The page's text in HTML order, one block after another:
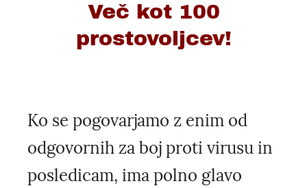
Več kot 100
prostovoljcev!
Ko se pogovarjamo z enim od
odgovornih za boj proti virusu in
posledicam, ima polno glavo